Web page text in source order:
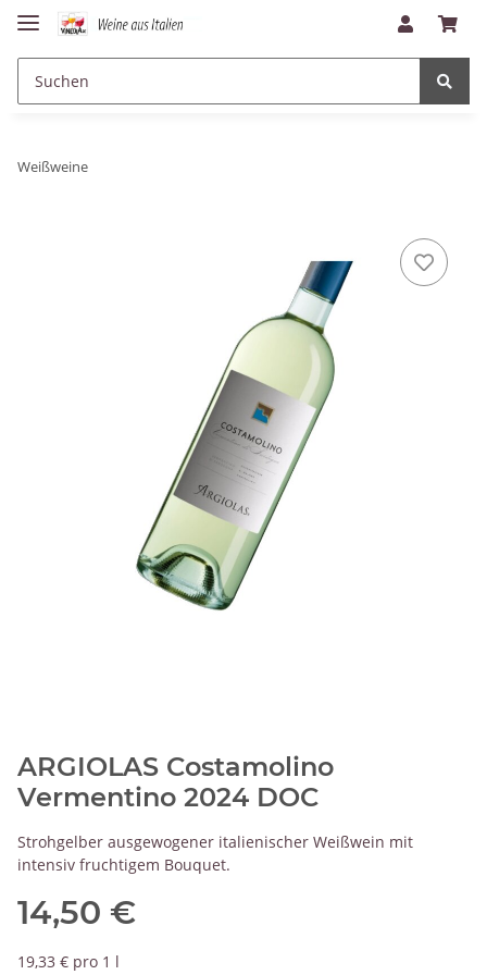
Weißweine
ARGIOLAS Costamolino
Vermentino 2024 DOC
Strohgelber ausgewogener italienischer Weißwein mit
intensiv fruchtigem Bouquet.
14,50 €
19,33 € pro 1 l